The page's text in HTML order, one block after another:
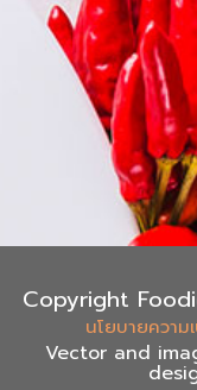
Copyright
นโยบายความ
Vector and